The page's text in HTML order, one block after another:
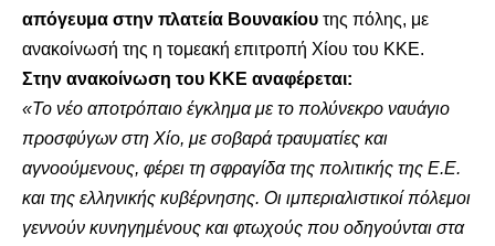
απόγευμα στην πλατεία Βουνακίου της πόλης, με
ανακοίνωσή της η τομεακή επιτροπή Χίου του ΚΚΕ.
Στην ανακοίνωση του ΚΚΕ αναφέρεται:
«Το νέο αποτρόπαιο έγκλημα με το πολύνεκρο ναυάγιο
προσφύγων στη Χίο, με σοβαρά τραυματίες και
αγνοούμενους, φέρει τη σφραγίδα της πολιτικής της Ε.Ε.
και της ελληνικής κυβέρνησης. Οι ιμπεριαλιστικοί πόλεμοι
γεννούν κυνηγημένους και φτωχούς που οδηγούνται στα